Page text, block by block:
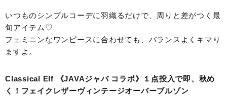
いつものシンプルコーデに羽織るだけで、周りと差がつく最
旬アイテム♡
フェミニンなワンピースに合わせても、バランスよくキマり
ますよ。
Classical Elf 《JAVAジャバ コラボ》１点投入で即、秋め
く！フェイクレザーヴィンテージオーバーブルゾン